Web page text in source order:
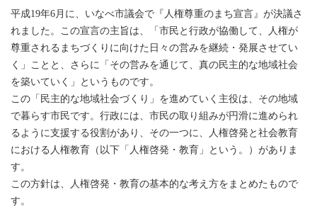
平成19年6月に、いなべ市議会で『人権尊重のまち宣言』が決議さ
れました。この宣言の主旨は、「市民と行政が協働して、人権が
尊重されるまちづくりに向けた日々の営みを継続・発展させてい
く」ことと、さらに「その営みを通じて、真の民主的な地域社会
を築いていく」というものです。
この「民主的な地域社会づくり」を進めていく主役は、その地域
で暮らす市民です。行政には、市民の取り組みが円滑に進められ
るように支援する役割があり、その一つに、人権啓発と社会教育
における人権教育（以下「人権啓発・教育」という。）がありま
す。
この方針は、人権啓発・教育の基本的な考え方をまとめたもので
す。